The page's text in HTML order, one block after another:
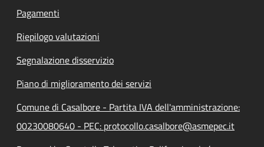
Pagamenti
Riepilogo valutazioni
Segnalazione disservizio
Piano di miglioramento dei servizi
Comune di Casalbore - Partita IVA dell'amministrazione:
00230080640 - PEC: protocollo.casalbore@asmepec.it